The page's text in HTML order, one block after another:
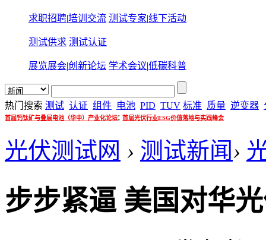
求职招聘|培训交流 测试专家|线下活动
测试供求 测试认证
展览展会|创新论坛 学术会议|低碳科普
热门搜索 测试 认证 组件 电池 PID TUV 标准 质量 逆变器
首届钙钛矿与叠层电池（华中）产业化论坛; 首届光伏行业ESG价值落地与实践峰会
光伏测试网 › 测试新闻›
步步紧逼 美国对华